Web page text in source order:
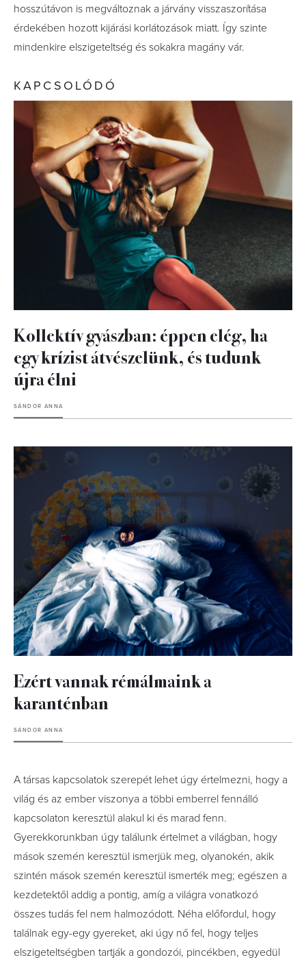
hosszútávon is megváltoznak a járvány visszaszorítása
érdekében hozott kijárási korlátozások miatt. Így szinte
mindenkire elszigeteltség és sokakra magány vár.
KAPCSOLÓDÓ
Kollektív gyászban: éppen elég, ha
egy krízist átvészelünk, és tudunk
újra élni
SÁNDOR ANNA
Ezért vannak rémálmaink a
karanténban
SÁNDOR ANNA
A társas kapcsolatok szerepét lehet úgy értelmezni, hogy a
világ és az ember viszonya a többi emberrel fennálló
kapcsolaton keresztül alakul ki és marad fenn.
Gyerekkorunkban úgy találunk értelmet a világban, hogy
mások szemén keresztül ismerjük meg, olyanokén, akik
szintén mások szemén keresztül ismerték meg; egészen a
kezdetektől addig a pontig, amíg a világra vonatkozó
összes tudás fel nem halmozódott. Néha előfordul, hogy
találnak egy-egy gyereket, aki úgy nő fel, hogy teljes
elszigeteltségben tartják a gondozói, pincékben, egyedül